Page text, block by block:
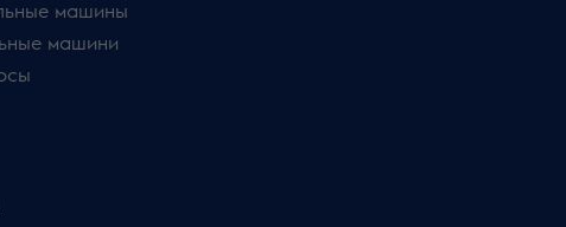
машины
машини